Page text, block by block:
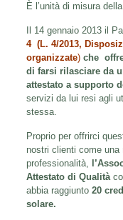
È l’unità di misura della
Il 14 gennaio 2013 il
4 (L. 4/2013,
organizzate) che
di farsi rilasciare da
attestato a supporto
servizi da lui resi agli
stessa.
Proprio per offrirci
nostri clienti come una
professionalità,
Attestato di Qualità
abbia raggiunto 20
solare.